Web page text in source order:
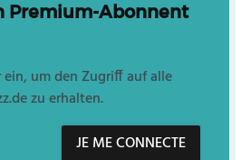
Premium-Abonnent
um den Zugriff auf alle
zu erhalten.
JE ME CONNECTE